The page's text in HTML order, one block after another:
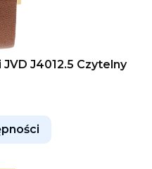
J4012.5 Czytelny